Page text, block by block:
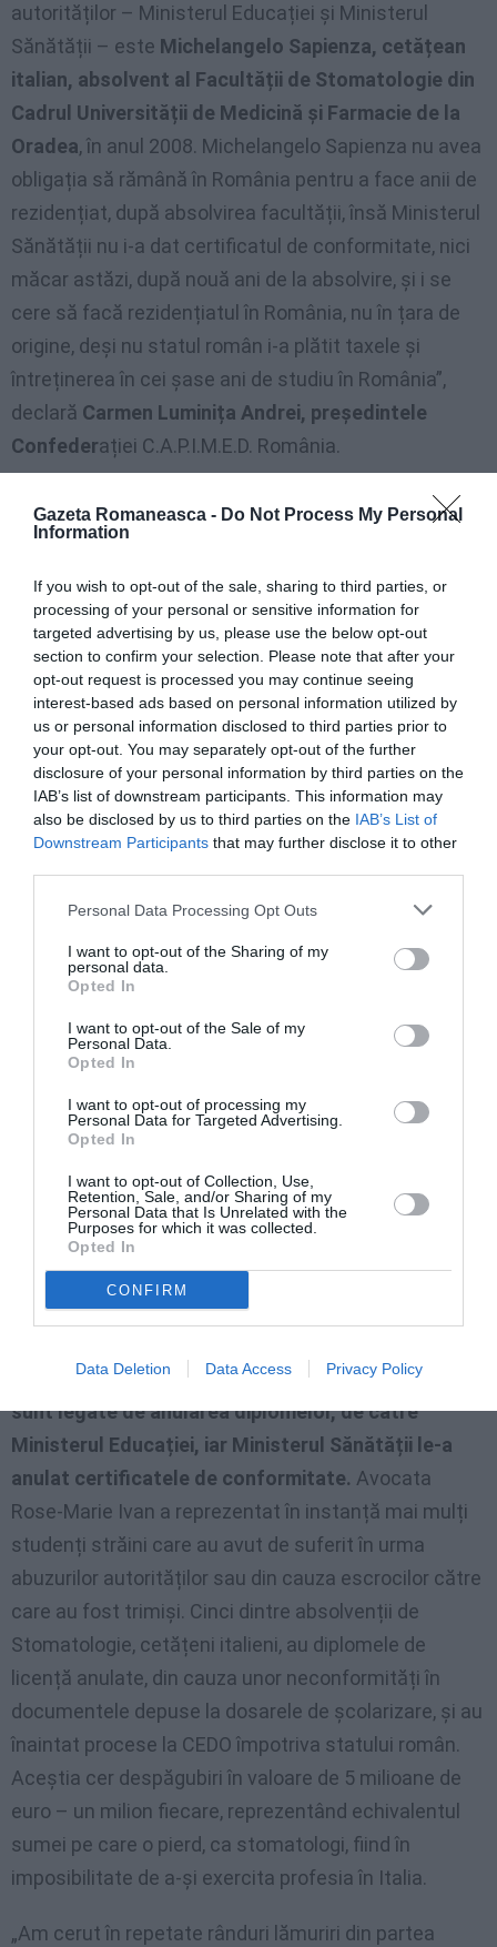
Gazeta Romaneasca - Do Not Process My Personal
Information
If you wish to opt-out of the sale, sharing to third parties, or
processing of your personal or sensitive information for
targeted advertising by us, please use the below opt-out
section to confirm your selection. Please note that after your
opt-out request is processed you may continue seeing
interest-based ads based on personal information utilized by
us or personal information disclosed to third parties prior to
your opt-out. You may separately opt-out of the further
disclosure of your personal information by third parties on the
IAB’s list of downstream participants. This information may
also be disclosed by us to third parties on the IAB’s List of
Downstream Participants that may further disclose it to other
Personal Data Processing Opt Outs
I want to opt-out of the Sharing of my
personal data.
Opted In
I want to opt-out of the Sale of my
Personal Data.
Opted In
I want to opt-out of processing my
Personal Data for Targeted Advertising.
Opted In
I want to opt-out of Collection, Use,
Retention, Sale, and/or Sharing of my
Personal Data that Is Unrelated with the
Purposes for which it was collected.
Opted In
CONFIRM
Data Deletion Data Access Privacy Policy
autorităților – Ministerul Educației și Ministerul
Sănătății – este Michelangelo Sapienza, cetățean
italian, absolvent al Facultății de Stomatologie din
Cadrul Universității de Medicină și Farmacie de la
Oradea, în anul 2008. Michelangelo Sapienza nu avea
obligația să rămână în România pentru a face anii de
rezidențiat, după absolvirea facultății, însă Ministerul
Sănătății nu i-a dat certificatul de conformitate, nici
măcar astăzi, după nouă ani de la absolvire, și i se
cere să facă rezidențiatul în România, nu în țara de
origine, deși nu statul român i-a plătit taxele și
întreținerea în cei șase ani de studiu în România”,
declară Carmen Luminița Andrei, președintele
Confederației C.A.P.I.M.E.D. România.
Cetățeanul italian a fost nevoit să se întoarcă în țara
de origine, imediat după ce a luat examenul de
abia anul următor a putut reveni în România, pentru
a-și cere documentele necesare exercitării profesiei
de medic stomatolog. În acest timp a făcut un an de
rezidențiat în Italia, care nu îi este recunoscut acum,
în România. A cerut Universității din Oradea
adeverințele necesare, care i-au fost eliberate abia în
2017, după ce legislația românească s-a modificat,
astfel încât Ministerul Sănătății pretinde că nu i se
mai stă în România și pentru rezidențiat.
Dar în acest circuit al documentelor a intervenit și
rețeaua de escroci care are sediul la Arad.
Michelangelo Sapienza a fost îndrumat să ceară
ajutor numitei Jeler Irina Simona, pentru a obține mai
Ministerul Sănătății îl emite foarte greu absolvenților
rămas fără diploma de licență în original și este în
continuare șantajat, iar cele două ministere implicate
nu mișcă un singur deget, pentru a rezolva această
care au studiat la universitățile de stat din România
sunt legate de anularea diplomelor, de către
Ministerul Educației, iar Ministerul Sănătății le-a
anulat certificatele de conformitate. Avocata
Rose-Marie Ivan a reprezentat în instanță mai mulți
studenți străini care au avut de suferit în urma
abuzurilor autorităților sau din cauza escrocilor către
care au fost trimiși. Cinci dintre absolvenții de
Stomatologie, cetățeni italieni, au diplomele de
licență anulate, din cauza unor neconformități în
documentele depuse la dosarele de școlarizare, și au
înaintat procese la CEDO împotriva statului român.
Aceștia cer despăgubiri în valoare de 5 milioane de
euro – un milion fiecare, reprezentând echivalentul
sumei pe care o pierd, ca stomatologi, fiind în
imposibilitate de a-și exercita profesia în Italia.
„Am cerut în repetate rânduri lămuriri din partea